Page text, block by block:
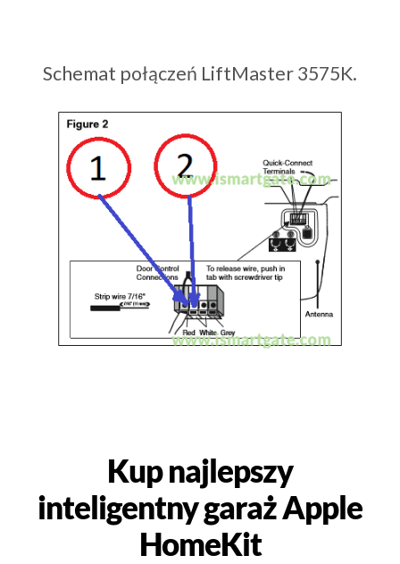
Schemat połączeń LiftMaster 3575K.
Kup najlepszy
inteligentny garaż Apple
HomeKit